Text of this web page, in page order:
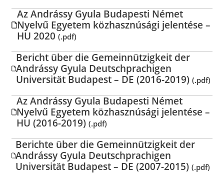
Az Andrássy Gyula Budapesti Német
Nyelvű Egyetem közhasznúsági jelentése –
HU 2020 (.pdf)
Bericht über die Gemeinnützigkeit der
Andrássy Gyula Deutschprachigen
Universität Budapest – DE (2016-2019) (.pdf)
Az Andrássy Gyula Budapesti Német
Nyelvű Egyetem közhasznúsági jelentése –
HU (2016-2019) (.pdf)
Berichte über die Gemeinnützigkeit der
Andrássy Gyula Deutschprachigen
Universität Budapest – DE (2007-2015)(.pdf)